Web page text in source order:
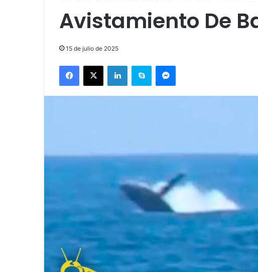
Avistamiento De
15 de julio de 2025
Facebook
X LinkedInSkype Messenger